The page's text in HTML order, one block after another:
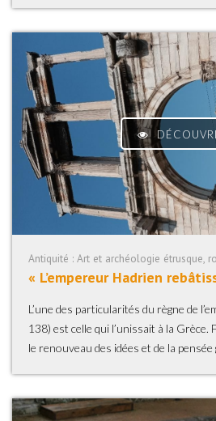
Antiquité : Art et archéologie étrusque,
« L’empereur Hadrien
L’une des particularités du règne de
138) est celle qui l’unissait à la
le renouveau des idées et de la pensée